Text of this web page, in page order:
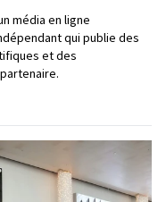
média en ligne
qui publie des
et des